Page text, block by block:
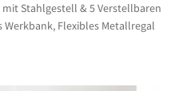
Stahlgestell & 5 Verstellbaren
Werkbank, Flexibles Metallregal